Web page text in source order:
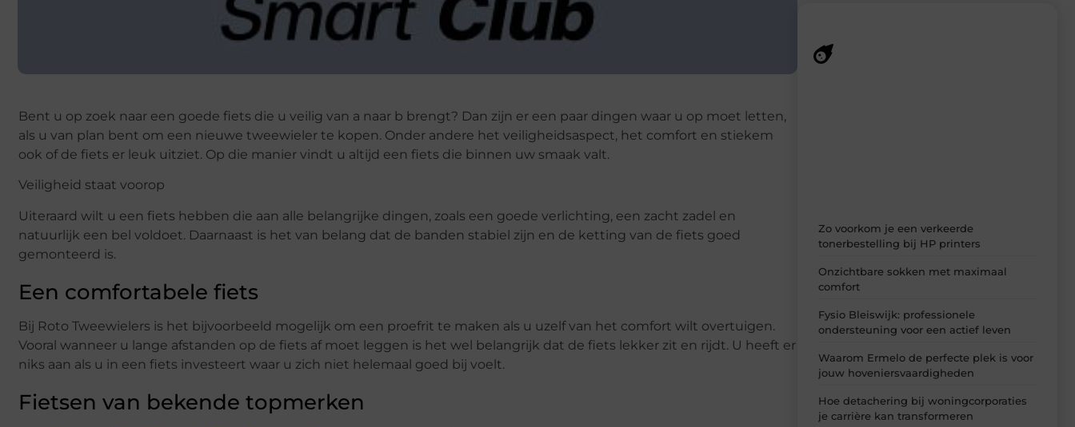
Bent u op zoek naar een goede fiets die u veilig van a naar b brengt? Dan zijn er een paar dingen waar u op moet letten,
als u van plan bent om een nieuwe tweewieler te kopen. Onder andere het veiligheidsaspect, het comfort en stiekem
ook of de fiets er leuk uitziet. Op die manier vindt u altijd een fiets die binnen uw smaak valt.
Veiligheid staat voorop
Uiteraard wilt u een fiets hebben die aan alle belangrijke dingen, zoals een goede verlichting, een zacht zadel en
natuurlijk een bel voldoet. Daarnaast is het van belang dat de banden stabiel zijn en de ketting van de fiets goed
gemonteerd is.
Een comfortabele fiets
Bij Roto Tweewielers is het bijvoorbeeld mogelijk om een proefrit te maken als u uzelf van het comfort wilt overtuigen.
Vooral wanneer u lange afstanden op de fiets af moet leggen is het wel belangrijk dat de fiets lekker zit en rijdt. U heeft er
niks aan als u in een fiets investeert waar u zich niet helemaal goed bij voelt.
Fietsen van bekende topmerken
Zo voorkom je een verkeerde
tonerbestelling bij HP printers
Onzichtbare sokken met maximaal
comfort
Fysio Bleiswijk: professionele
ondersteuning voor een actief leven
Waarom Ermelo de perfecte plek is voor
jouw hoveniersvaardigheden
Hoe detachering bij woningcorporaties
je carrière kan transformeren